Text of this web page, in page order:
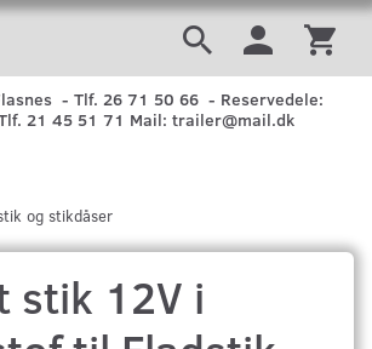
- Tlf. 26 71 50 66 - Reservedele:
21 45 51 71 Mail: trailer@mail.dk
og stikdåser
stik 12V i